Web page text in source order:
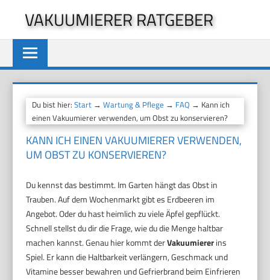
springen
VAKUUMIERER RATGEBER
Du bist hier:Start →Wartung & Pflege → FAQ → Kann ich
einen Vakuumierer verwenden, um Obst zu konservieren?
KANN ICH EINEN VAKUUMIERER VERWENDEN,
UM OBST ZU KONSERVIEREN?
Du kennst das bestimmt. Im Garten hängt das Obst in
Trauben. Auf dem Wochenmarkt gibt es Erdbeeren im
Angebot. Oder du hast heimlich zu viele Äpfel gepflückt.
Schnell stellst du dir die Frage, wie du die Menge haltbar
machen kannst. Genau hier kommt derVakuumiererins
Spiel. Er kann die Haltbarkeit verlängern, Geschmack und
Vitamine besser bewahren und Gefrierbrand beim Einfrieren